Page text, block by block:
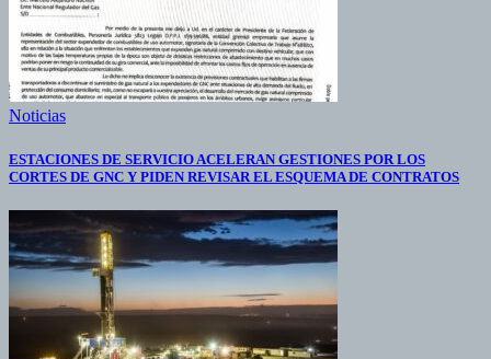
Noticias
ESTACIONES DE SERVICIO ACELERAN GESTIONES POR LOS
CORTES DE GNC Y PIDEN REVISAR EL ESQUEMA DE CONTRATOS